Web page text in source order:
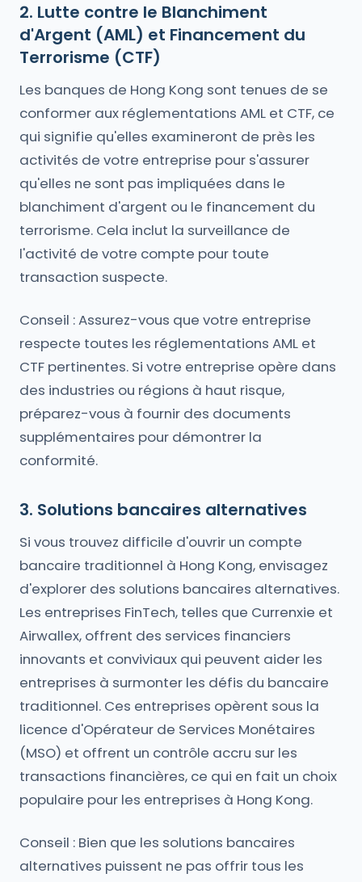
2. Lutte contre le Blanchiment
d'Argent (AML) et Financement du
Terrorisme (CTF)
Les banques de Hong Kong sont tenues de se
conformer aux réglementations AML et CTF, ce
qui signifie qu'elles examineront de près les
activités de votre entreprise pour s'assurer
qu'elles ne sont pas impliquées dans le
blanchiment d'argent ou le financement du
terrorisme. Cela inclut la surveillance de
l'activité de votre compte pour toute
transaction suspecte.
Conseil : Assurez-vous que votre entreprise
respecte toutes les réglementations AML et
CTF pertinentes. Si votre entreprise opère dans
des industries ou régions à haut risque,
préparez-vous à fournir des documents
supplémentaires pour démontrer la
conformité.
3. Solutions bancaires alternatives
Si vous trouvez difficile d'ouvrir un compte
bancaire traditionnel à Hong Kong, envisagez
d'explorer des solutions bancaires alternatives.
Les entreprises FinTech, telles que Currenxie et
Airwallex, offrent des services financiers
innovants et conviviaux qui peuvent aider les
entreprises à surmonter les défis du bancaire
traditionnel. Ces entreprises opèrent sous la
licence d'Opérateur de Services Monétaires
(MSO) et offrent un contrôle accru sur les
transactions financières, ce qui en fait un choix
populaire pour les entreprises à Hong Kong.
Conseil : Bien que les solutions bancaires
alternatives puissent ne pas offrir tous les